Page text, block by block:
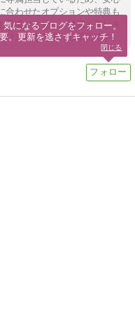
合わせたオプションや特典も
逃せません。健康と美しさ
とときを届ける場所です。
気になるブログをフォロー。
。更新を逃さずキャッチ！
閉じる